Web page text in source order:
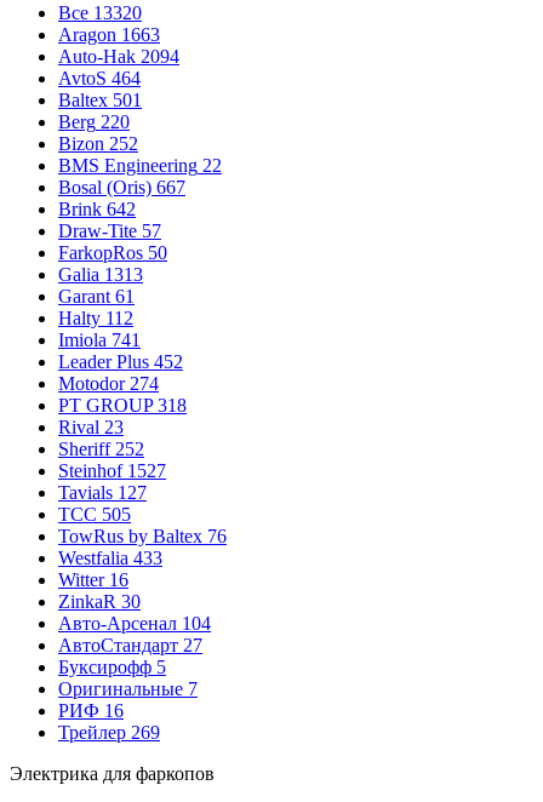
Все 13320
Aragon 1663
Auto-Hak 2094
AvtoS 464
Baltex 501
Berg 220
Bizon 252
BMS Engineering 22
Bosal (Oris) 667
Brink 642
Draw-Tite 57
FarkopRos 50
Galia 1313
Garant 61
Halty 112
Imiola 741
Leader Plus 452
Motodor 274
PT GROUP 318
Rival 23
Sheriff 252
Steinhof 1527
Tavials 127
TCC 505
TowRus by Baltex 76
Westfalia 433
Witter 16
ZinkaR 30
Авто-Арсенал 104
АвтоСтандарт 27
Буксирофф 5
Оригинальные 7
РИФ 16
Трейлер 269
Электрика для фаркопов